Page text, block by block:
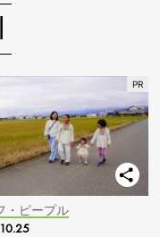
・ピープル